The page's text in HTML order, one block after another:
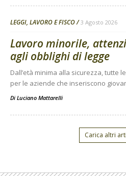
LEGGI, LAVORO E FISCO 3 Agosto 2026
Lavoro minorile,
agli obblighi di legge
Dall’età minima alla sicurezza, tutte
per le aziende che inseriscono
Di Luciano Mattarelli
Carica altri